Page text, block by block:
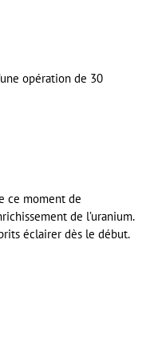
opération de 30
ce moment de
de l’uranium.
éclairer dès le début.